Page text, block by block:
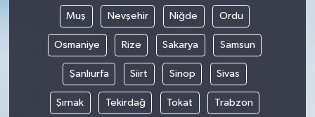
Muş Nevşehir Niğde Ordu
Osmaniye Rize Sakarya Samsun
Şanlıurfa Siirt Sinop Sivas
Şırnak Tekirdağ Tokat Trabzon